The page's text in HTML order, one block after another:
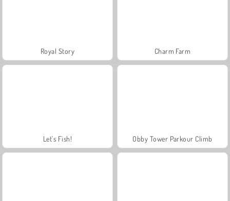
Royal Story Charm Farm
Let's Fish! Obby Tower Parkour Climb